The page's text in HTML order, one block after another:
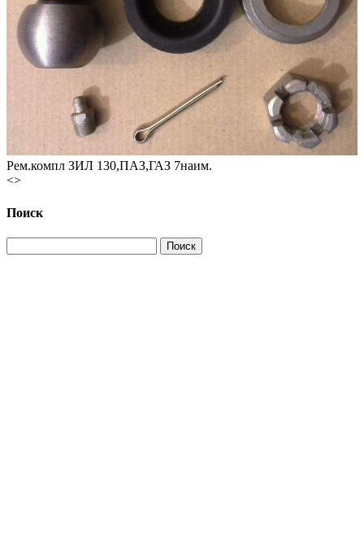
Рем.компл ЗИЛ 130,ПАЗ,ГАЗ 7наим.
<>
Поиск